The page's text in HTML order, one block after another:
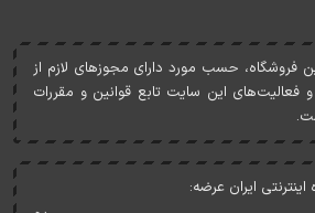
فروشگاه، حسب مورد دارای مجوزهای لازم از
فعاليت‌های اين سايت تابع قوانين و مقررات
ایران عرضه: